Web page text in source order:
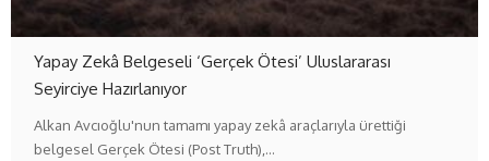
Yapay Zekâ Belgeseli ‘Gerçek Ötesi’ Uluslararası
Seyirciye Hazırlanıyor
Alkan Avcıoğlu'nun tamamı yapay zekâ araçlarıyla ürettiği
belgesel Gerçek Ötesi (Post Truth),…